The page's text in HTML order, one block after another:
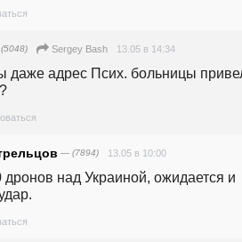
Sergey Bash 13.05 в 14:34
даже адрес Псих. больницы
— (7894) 13.05 в 10:00
над Украиной, ожидается и